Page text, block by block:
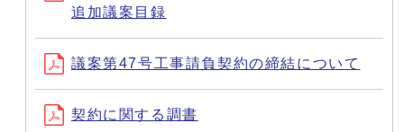
追加議案目録
議案第47号工事請負契約の締結について
契約に関する調書